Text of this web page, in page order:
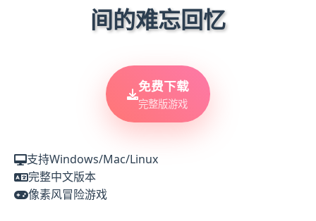
间的难忘回忆
免费下载
完整版游戏
支持Windows/Mac/Linux
完整中文版本
像素风冒险游戏